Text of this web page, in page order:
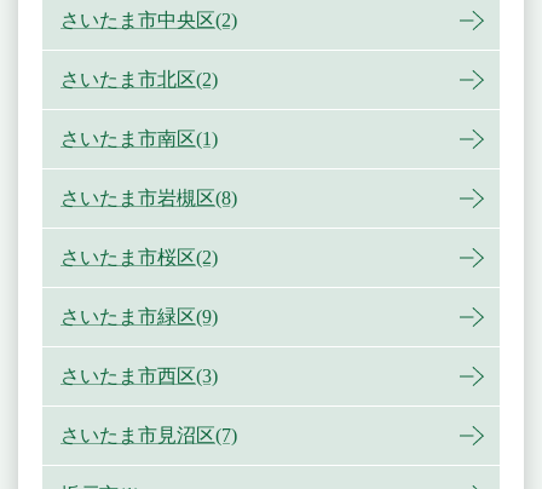
さいたま市中央区(2)
さいたま市北区(2)
さいたま市南区(1)
さいたま市岩槻区(8)
さいたま市桜区(2)
さいたま市緑区(9)
さいたま市西区(3)
さいたま市見沼区(7)